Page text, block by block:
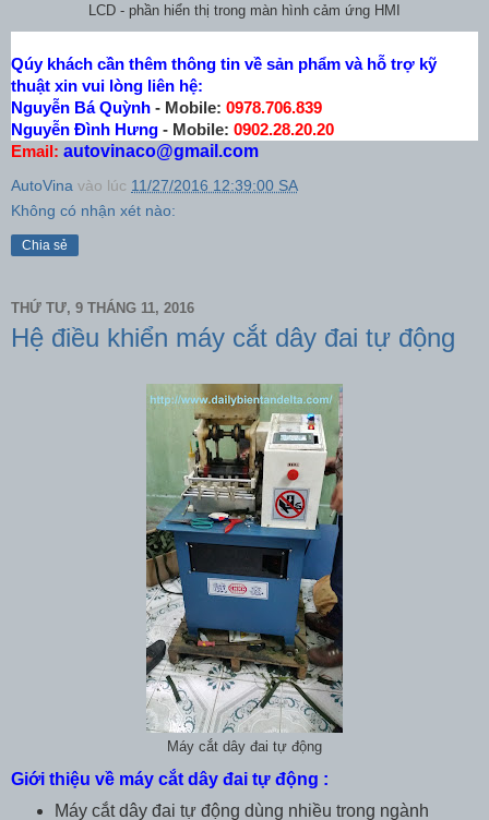
LCD - phần hiển thị trong màn hình cảm ứng HMI
Qúy khách cần thêm thông tin về sản phẩm và hỗ trợ kỹ
thuật xin vui lòng liên hệ:
Nguyễn Bá Quỳnh - Mobile: 0978.706.839
Nguyễn Đình Hưng - Mobile: 0902.28.20.20
Email: autovinaco@gmail.com
AutoVina vào lúc 11/27/2016 12:39:00 SA
Không có nhận xét nào:
Chia sẻ
THỨ TƯ, 9 THÁNG 11, 2016
Hệ điều khiển máy cắt dây đai tự động
Máy cắt dây đai tự động
Giới thiệu về máy cắt dây đai tự động :
Máy cắt dây đai tự động dùng nhiều trong ngành